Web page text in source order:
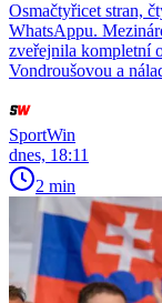
Osmačtyřicet stran,
WhatsAppu.
zveřejnila kompletní
Vondroušovou a
SportWin
dnes, 18:11
2 min